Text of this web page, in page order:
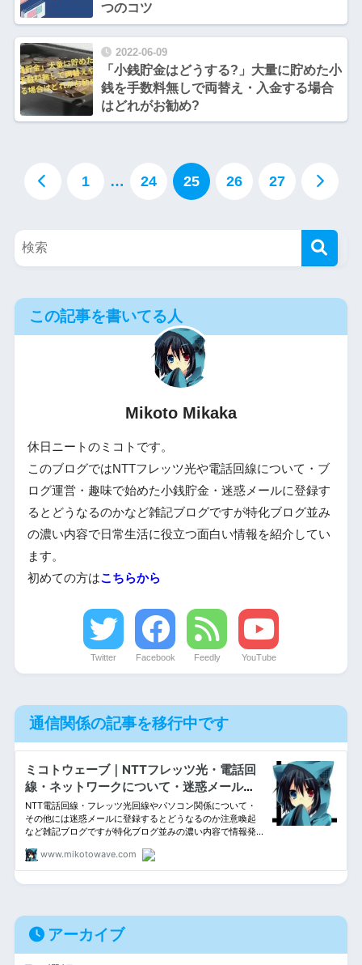
つのコツ
2022-06-09
「小銭貯金はどうする?」大量に貯めた小
銭を手数料無しで両替え・入金する場合
はどれがお勧め?
1 … 24 25 26 27
この記事を書いてる人
Mikoto Mikaka
休日ニートのミコトです。
このブログではNTTフレッツ光や電話回線について・ブ
ログ運営・趣味で始めた小銭貯金・迷惑メールに登録す
るとどうなるのかなど雑記ブログですが特化ブログ並み
の濃い内容で日常生活に役立つ面白い情報を紹介してい
ます。
初めての方はこちらから
Twitter Facebook Feedly YouTube
通信関係の記事を移行中です
アーカイブ